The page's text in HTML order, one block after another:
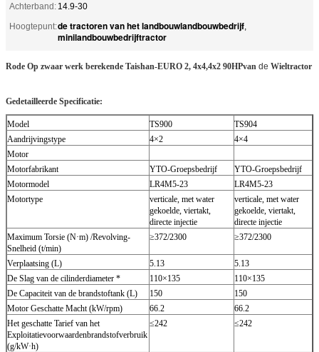
Achterband: 14.9-30
Hoogtepunt:de tractoren van het landbouwlandbouwbedrijf,
minilandbouwbedrijftractor
Rode Op zwaar werk berekende Taishan-EURO 2, 4x4,4x2 90HPvan de Wieltractor
Gedetailleerde Specificatie:
Model TS900
TS904
Aandrijvingstype
4×2
4×4
Motor
Motorfabrikant
YTO-Groepsbedrijf
YTO-Groepsbedrijf
Motormodel
LR4M5-23
LR4M5-23
Motortype
verticale, met water
gekoelde, viertakt,
directe injectie
verticale, met water
gekoelde, viertakt,
directe injectie
Maximum Torsie (N·m) /Revolving-
Snelheid (t/min)
≥372/2300 ≥372/2300
Verplaatsing (L) 5.13
5.13
De Slag van de cilinderdiameter *
110×135
110×135
De Capaciteit van de brandstoftank (L)
150
150
Motor Geschatte Macht (kW/rpm)
66.2
66.2
Het geschatte Tarief van het
Exploitatievoorwaardenbrandstofverbruik
(g/kW·h)
≤242 ≤242